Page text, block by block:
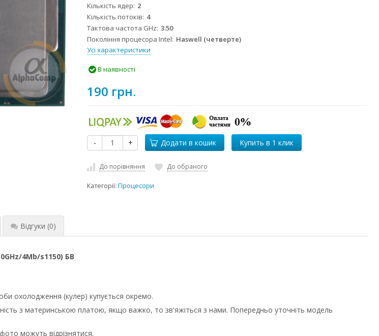
Кількість ядер 2
Кількість потоків 4
Тактова частота GHz 3.50
Покоління процесора Intel Haswell (четверте)
Усі характеристики
В наявності
190 грн.
- + Додати в кошик
До порівняння До обраного
Категорії:Процесори
Відгуки (0)
4Mb/s1150) БВ
охолодження (кулер) купується окремо.
з материнською платою, якщо важко, то зв'яжіться з нами. Попередньо уточніть модель
можуть відрізнятися.